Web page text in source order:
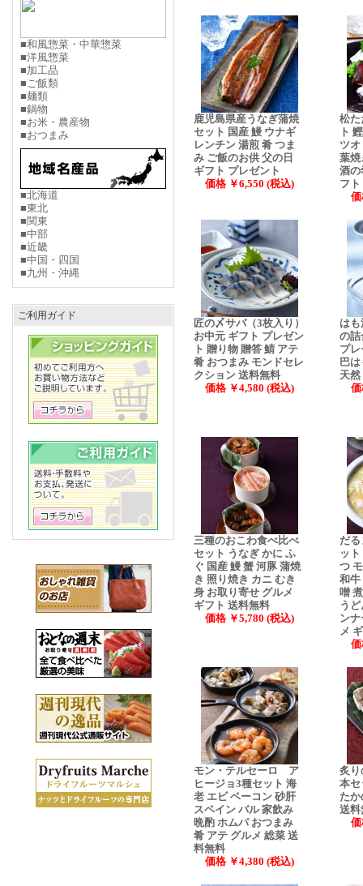
■和風惣菜・中華惣菜
■洋風惣菜
■加工品
■ご飯類
■麺類
■鍋物
■お米・農産物
■おつまみ
■北海道
■東北
■関東
■中部
■近畿
■中国・四国
■九州・沖縄
ご利用ガイド
鹿児島県産うなぎ蒲焼
セット 国産 鰻 ウナギ
レンチン 湯煎 肴 つま
み ご飯のお供 父の日
ギフト プレゼント
価格 ￥6,550 (税込)
松
ト
ツ
葉焼
酒の
フ
価
匠の〆サバ（3枚入り）
お中元 ギフト プレゼン
ト 贈り物 贈答 鯖 アテ
肴 おつまみ モンドセレ
クション 送料無料
価格 ￥4,580 (税込)
は
の詰
プ
巴
天
価
三種のおこわ食べ比べ
セット うなぎ かに ふ
ぐ 国産 鰻 蟹 河豚 蒲焼
き 照り焼き カニ むき
身 お取り寄せ グルメ
ギフト 送料無料
価格 ￥5,780 (税込)
だ
ッ
つ
和牛
噌
う
ン
メ
価
モン・テルセーロ ア
ヒージョ3種セット 海
老 エビ ベーコン 砂肝
スペイン バル 家飲み
晩酌 ホムパ おつまみ
肴 アテ グルメ 総菜 送
料無料
価格 ￥4,380 (税込)
炙り
本セ
たか
送料
価